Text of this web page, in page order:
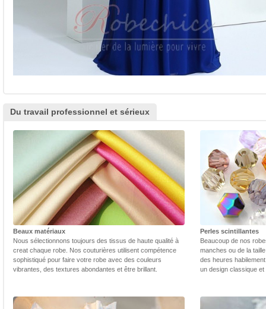
Du travail professionnel et sérieux
Beaux matériaux
Nous sélectionnons toujours des tissus de haute qualité à
creat chaque robe. Nos couturières utilisent compétence
sophistiqué pour faire votre robe avec des couleurs
vibrantes, des textures abondantes et être brillant.
Perles scintillantes
Beaucoup de nos
manches ou de la
des heures
un design classique